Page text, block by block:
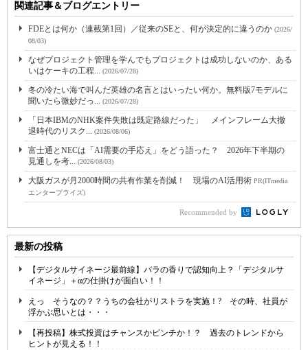
関連記事＆ブログエントリー
FDEとは何か（連載第1回）／従来のSEと、何が決定的に違うのか (2026/
08/03)
なぜプロジェクト管理を学んでもプロジェクトは成功しないのか、ある
いはケーキの工程... (2026/07/28)
冬の冷たい海で叫んだ英雄の名言とはいったい何か。無料版7モデルに
聞いたら微妙だっ... (2026/07/28)
「日本IBMのNHK案件失敗は既定路線だった」 メインフレーム大撤
退時代のリスク... (2026/08/06)
富士通とNECは「AI需要の手応え」をどう語った？ 2026年下半期の
見通しを考... (2026/08/03)
大阪ガスが月2000時間の共有作業を削減！ 現場のAI活用術 PR(ITmedia
エンタープライズ)
Recommended by
最新の投稿
【デジタルサイネージ最前線】バラの香りで認知向上？「デジタルサ
イネージ」＋αの仕掛けが面白い！！
えっ そうなの？？うちの会社がリストラを実施！? その時、社員が
浮かぶ思いとは・・・
【再投稿】株式投資はチャンスかピンチか！？ 過去のトレンドから
ヒントが見える！！